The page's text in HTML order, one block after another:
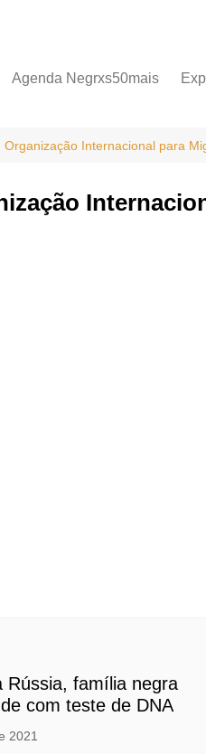
Agenda Negrxs50mais
Organização Internacional para
Rússia, família negra
com teste de DNA
2021